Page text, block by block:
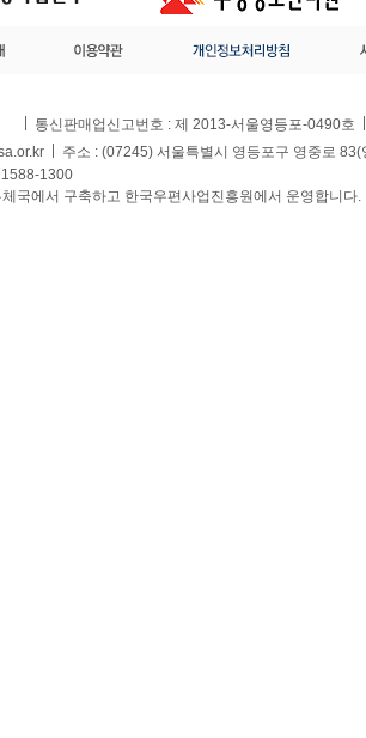
통신판매업신고번호 : 제 2013-서울영등포-0490호
주소 : (07245) 서울특별시 영등포구 영중로
1588-1300
국에서 구축하고 한국우편사업진흥원에서 운영합니다.